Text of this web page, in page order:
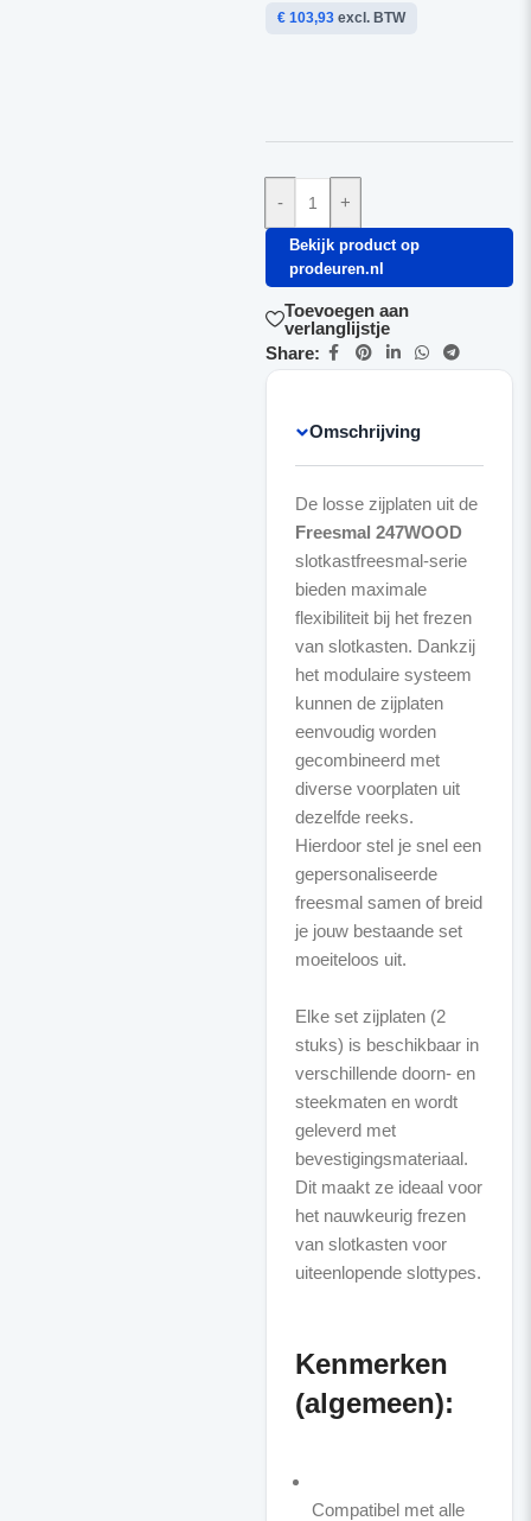
€ 103,93excl. BTW
- +
Bekijk product op
prodeuren.nl
Toevoegen aan
verlanglijstje
Share:
Omschrijving
De losse zijplaten uit de
Freesmal 247WOOD
slotkastfreesmal-serie
bieden maximale
flexibiliteit bij het frezen
van slotkasten. Dankzij
het modulaire systeem
kunnen de zijplaten
eenvoudig worden
gecombineerd met
diverse voorplaten uit
dezelfde reeks.
Hierdoor stel je snel een
gepersonaliseerde
freesmal samen of breid
je jouw bestaande set
moeiteloos uit.
Elke set zijplaten (2
stuks) is beschikbaar in
verschillende doorn- en
steekmaten en wordt
geleverd met
bevestigingsmateriaal.
Dit maakt ze ideaal voor
het nauwkeurig frezen
van slotkasten voor
uiteenlopende slottypes.
Kenmerken
(algemeen):
Compatibel met alle